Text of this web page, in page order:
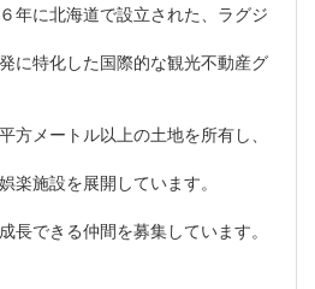
年に北海道で設立された、ラグジ
に特化した国際的な観光不動産グ
方メートル以上の土地を所有し、
楽施設を展開しています。
長できる仲間を募集しています。